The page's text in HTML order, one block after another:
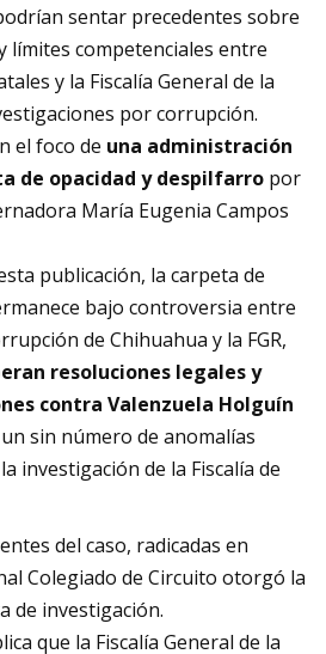
sentar precedentes sobre
límites competenciales entre
y la Fiscalía General de la
por corrupción.
el foco de una administración
de opacidad y despilfarro por
María Eugenia Campos
publicación, la carpeta de
bajo controversia entre
de Chihuahua y la FGR,
resoluciones legales y
contra Valenzuela Holguín
sin número de anomalías
investigación de la Fiscalía de
del caso, radicadas en
Colegiado de Circuito otorgó la
de investigación.
que la Fiscalía General de la